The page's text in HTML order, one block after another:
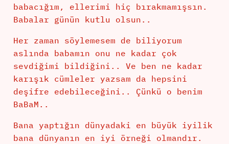
babacığım, ellerimi hiç bırakmamışsın.
Babalar günün kutlu olsun..
Her zaman söylemesem de biliyorum
aslında babamın onu ne kadar çok
sevdiğimi bildiğini.. Ve ben ne kadar
karışık cümleler yazsam da hepsini
deşifre edebileceğini.. Çünkü o benim
BaBaM..
Bana yaptığın dünyadaki en büyük iyilik
bana dünyanın en iyi örneği olmandır.